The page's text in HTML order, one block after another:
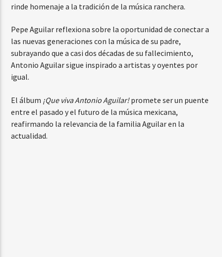
rinde homenaje a la tradición de la música ranchera.
Pepe Aguilar reflexiona sobre la oportunidad de conectar a
las nuevas generaciones con la música de su padre,
subrayando que a casi dos décadas de su fallecimiento,
Antonio Aguilar sigue inspirado a artistas y oyentes por
igual.
El álbum ¡Que viva Antonio Aguilar!promete ser un puente
entre el pasado y el futuro de la música mexicana,
reafirmando la relevancia de la familia Aguilar en la
actualidad.